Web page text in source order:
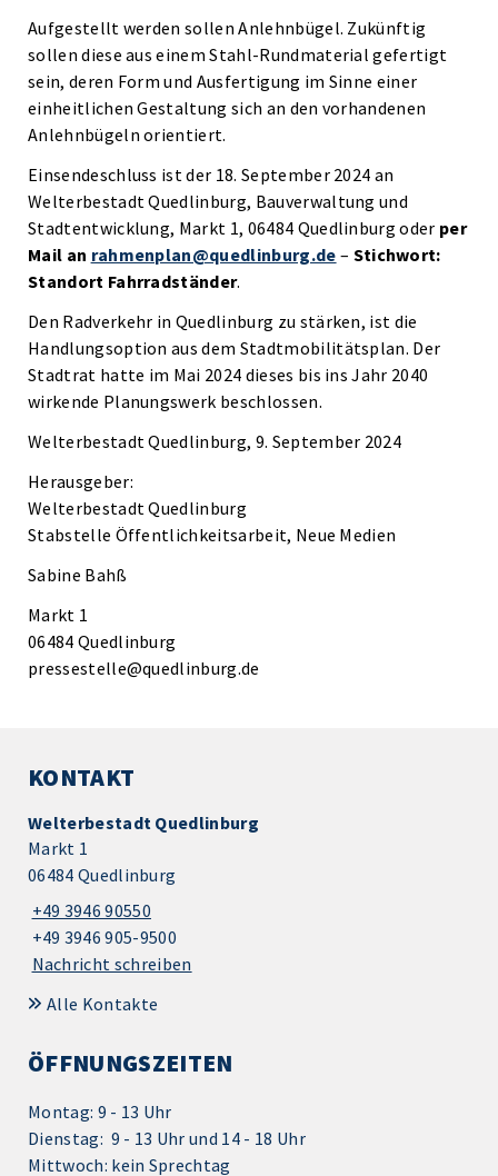
Aufgestellt werden sollen Anlehnbügel. Zukünftig
sollen diese aus einem Stahl-Rundmaterial gefertigt
sein, deren Form und Ausfertigung im Sinne einer
einheitlichen Gestaltung sich an den vorhandenen
Anlehnbügeln orientiert.
Einsendeschluss ist der 18. September 2024 an
Welterbestadt Quedlinburg, Bauverwaltung und
Stadtentwicklung, Markt 1, 06484 Quedlinburg oder per
Mail an rahmenplan@quedlinburg.de – Stichwort:
Standort Fahrradständer.
Den Radverkehr in Quedlinburg zu stärken, ist die
Handlungsoption aus dem Stadtmobilitätsplan. Der
Stadtrat hatte im Mai 2024 dieses bis ins Jahr 2040
wirkende Planungswerk beschlossen.
Welterbestadt Quedlinburg, 9. September 2024
Herausgeber:
Welterbestadt Quedlinburg
Stabstelle Öffentlichkeitsarbeit, Neue Medien
Sabine Bahß
Markt 1
06484 Quedlinburg
pressestelle@quedlinburg.de
KONTAKT
Welterbestadt Quedlinburg
Markt 1
06484 Quedlinburg
+49 3946 90550
+49 3946 905-9500
Nachricht schreiben
Alle Kontakte
ÖFFNUNGSZEITEN
Montag: 9 - 13 Uhr
Dienstag: 9 - 13 Uhr und 14 - 18 Uhr
Mittwoch: kein Sprechtag